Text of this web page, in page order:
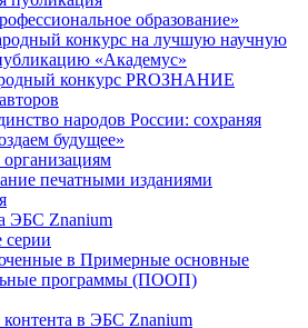
образование»
конкурс на лучшую научную
«Академус»
конкурс PROЗНАНИЕ
народов России: сохраняя
будущее»
печатными изданиями
ЭБС Znanium
серии
в Примерные основные
программы (ПООП)
в ЭБС Znanium